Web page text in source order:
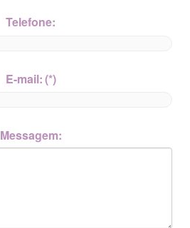
Telefone:
E-mail:(*)
Messagem: